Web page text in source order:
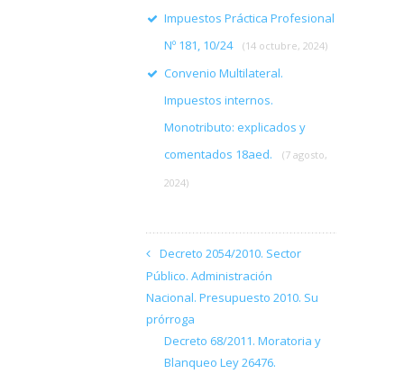
Impuestos Práctica Profesional
Nº 181, 10/24
(14 octubre, 2024)
Convenio Multilateral.
Impuestos internos.
Monotributo: explicados y
comentados 18aed.
(7 agosto,
2024)
Decreto 2054/2010. Sector
Público. Administración
Nacional. Presupuesto 2010. Su
prórroga
Decreto 68/2011. Moratoria y
Blanqueo Ley 26476.